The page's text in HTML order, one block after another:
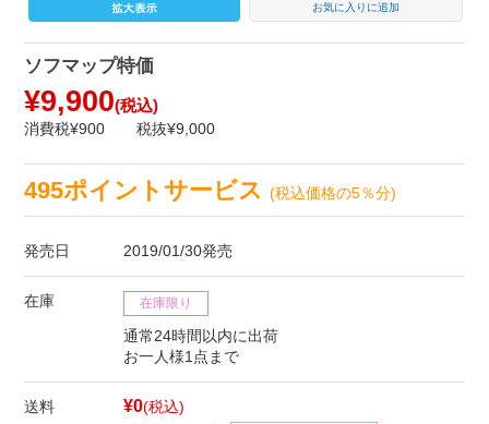
お気に入りに追加
ソフマップ特価
¥9,900(税込)
消費税¥900 税抜¥9,000
495ポイントサービス(税込価格の5％分)
発売日 2019/01/30発売
在庫 在庫限り
通常24時間以内に出荷
お一人様1点まで
送料 ¥0(税込)